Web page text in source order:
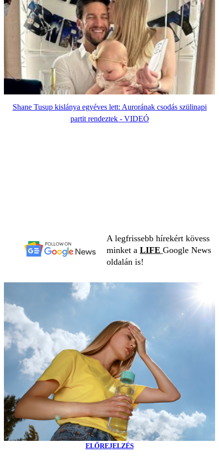
Shane Tusup kislánya egyéves lett: Aurorának csodás szülinapi
partit rendeztek - VIDEÓ
A legfrissebb hírekért kövess
minket a LIFE Google News
oldalán is!
ELŐREJELZÉS